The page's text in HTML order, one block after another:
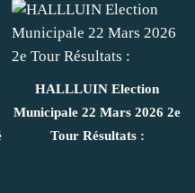
HALLLUIN Election
Municipale 22 Mars 2026 2e
Tour Résultats :